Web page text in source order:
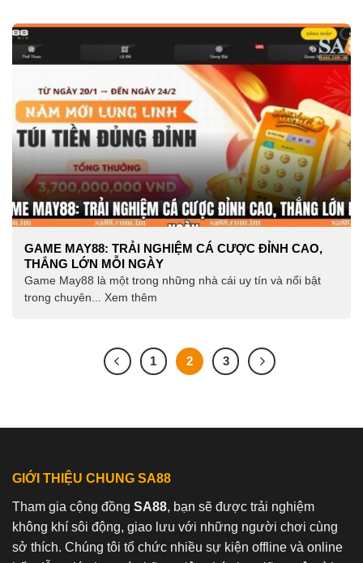
GAME MAY88: TRẢI NGHIỆM CÁ CƯỢC ĐỈNH CAO,
THẮNG LỚN MỖI NGÀY
Game May88 là một trong những nhà cái uy tín và nổi bật
trong chuyên... Xem thêm
1 2 3
GIỚI THIỆU CHUNG SA88
Tham gia cộng đồng SA88, bạn sẽ được trải nghiệm
không khí sôi động, giao lưu với những người chơi cùng
sở thích. Chúng tôi tổ chức nhiều sự kiện offline và online